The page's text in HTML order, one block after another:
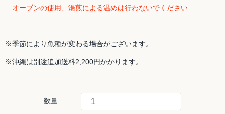
オーブンの使用、湯煎による温めは行わないでください
※季節により魚種が変わる場合がございます。
※沖縄は別途追加送料2,200円かかります。
数量